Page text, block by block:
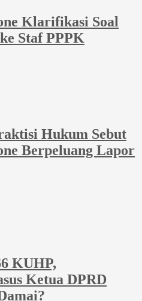
Klarifikasi Soal
Staf PPPK
Hukum Sebut
Berpeluang Lapor
KUHP,
Ketua DPRD